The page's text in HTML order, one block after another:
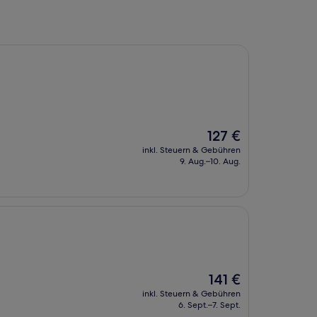
Der
Preis
beträgt
127 €
inkl. Steuern & Gebühren
9. Aug.–10. Aug.
Der
Preis
beträgt
141 €
inkl. Steuern & Gebühren
6. Sept.–7. Sept.